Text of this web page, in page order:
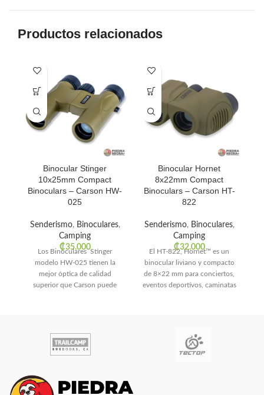
Productos relacionados
Binocular Stinger
10x25mm Compact
Binoculars – Carson HW-
025
Senderismo, Binoculares,
Camping
₡35.000
Los Binoculares Stinger
modelo HW-025 tienen la
mejor óptica de calidad
superior que Carson puede
Binocular Hornet
8x22mm Compact
Binoculars – Carson HT-
822
Senderismo, Binoculares,
Camping
₡32.000
El HT-822, Hornet™ es un
binocular liviano y compacto
de 8×22 mm para conciertos,
eventos deportivos, caminatas